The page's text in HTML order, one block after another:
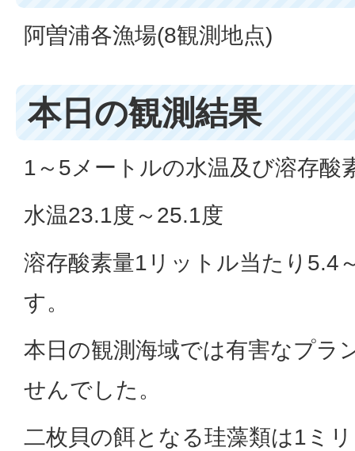
阿曽浦各漁場(8観測地点)
本日の観測結果
1～5メートルの水温及び溶存酸
水温23.1度～25.1度
溶存酸素量1リットル当たり5.4
す。
本日の観測海域では有害なプラ
せんでした。
二枚貝の餌となる珪藻類は1ミ